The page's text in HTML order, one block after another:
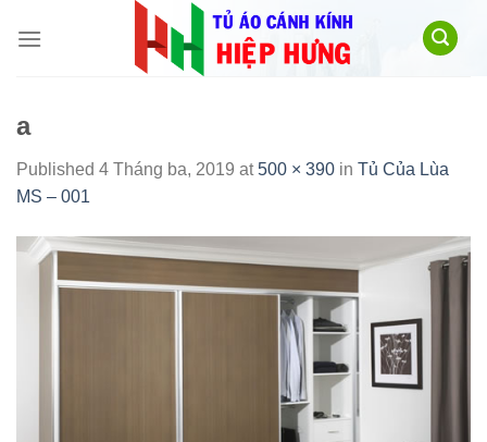
a
Published 4 Tháng ba, 2019 at500 × 390 in Tủ Của Lùa
MS – 001